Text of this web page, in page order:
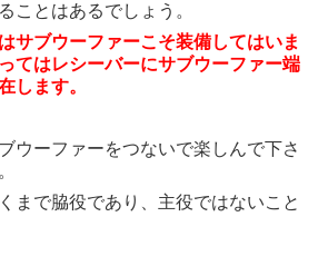
ことはあるでしょう。
サブウーファーこそ装備してはいま
てはレシーバーにサブウーファー端
します。
ウーファーをつないで楽しんで下さ
まで脇役であり、主役ではないこと